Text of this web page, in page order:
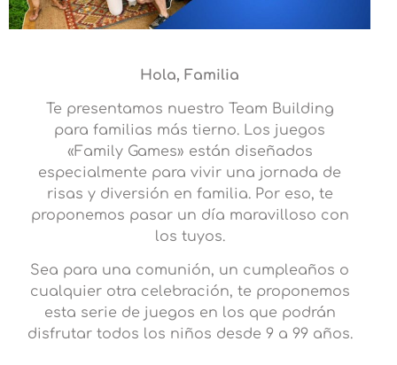
Hola, Familia
Te presentamos nuestro Team Building
para familias más tierno. Los juegos
«Family Games» están diseñados
especialmente para vivir una jornada de
risas y diversión en familia. Por eso, te
proponemos pasar un día maravilloso con
los tuyos.
Sea para una comunión, un cumpleaños o
cualquier otra celebración, te proponemos
esta serie de juegos en los que podrán
disfrutar todos los niños desde 9 a 99 años.